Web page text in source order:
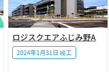
ロジスクエアふじみ野A
2024年1月31日 竣工